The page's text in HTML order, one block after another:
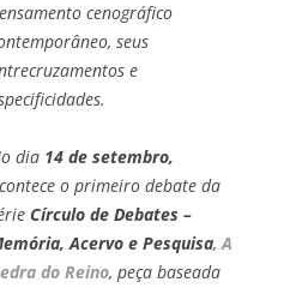
cenográfico
seus
e
dia 14 de setembro,
o primeiro debate da
Círculo de Debates –
Acervo e Pesquisa,A
do Reino, peça baseada